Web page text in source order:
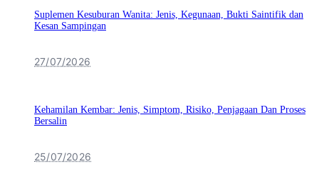
Suplemen Kesuburan Wanita: Jenis, Kegunaan, Bukti Saintifik dan
Kesan Sampingan
27/07/2026
Kehamilan Kembar: Jenis, Simptom, Risiko, Penjagaan Dan Proses
Bersalin
25/07/2026